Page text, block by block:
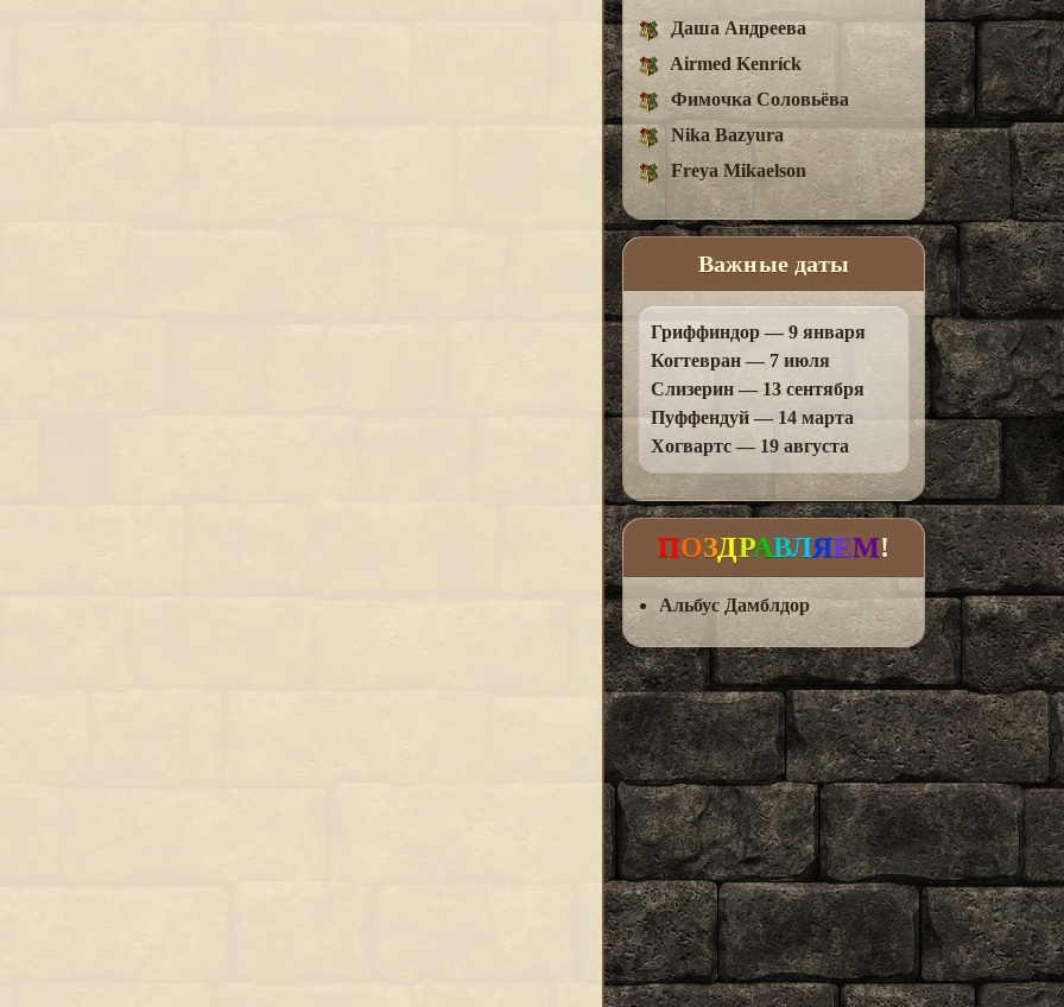
Даша Андреева
Airmed Kenríck
Фимочка Соловьёва
Nika Bazyura
Freya Mikaelson
Важные даты
Гриффиндор — 9 января
Когтевран — 7 июля
Слизерин — 13 сентября
Пуффендуй — 14 марта
Хогвартс — 19 августа
ПОЗДРАВЛЯЕМ!
Альбус Дамблдор